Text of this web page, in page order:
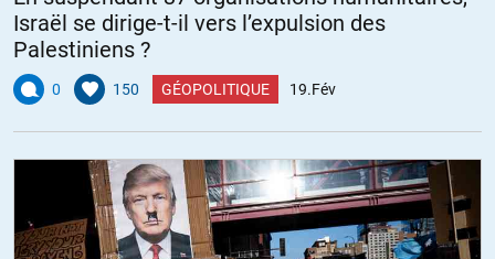
Israël se dirige-t-il vers l’expulsion des
Palestiniens ?
0 150 GÉOPOLITIQUE 19.Fév